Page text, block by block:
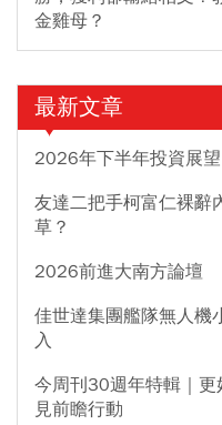
金雞母？
最新文章
2026年下半年投資展
友達二把手柯富仁裸辭
草？
2026前進大南方論壇
佳世達集團艦隊無人機
入
今周刊30週年特輯｜
見前瞻行動